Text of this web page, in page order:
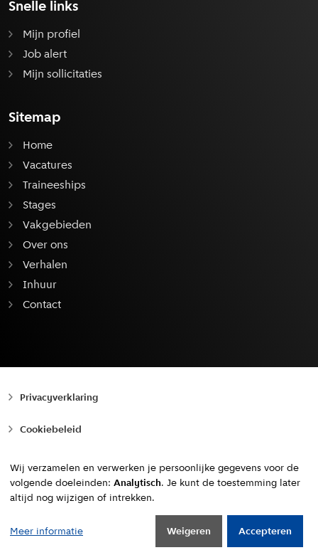
Snelle links
Mijn profiel
Job alert
Mijn sollicitaties
Sitemap
Home
Vacatures
Traineeships
Stages
Vakgebieden
Over ons
Verhalen
Inhuur
Contact
Privacyverklaring
Cookiebeleid
Toegankelijkheid
Copyright © 2010 - 2026, Gemeente Amsterdam
Naar boven
Wij verzamelen en verwerken je persoonlijke gegevens voor de
volgende doeleinden: Analytisch. Je kunt de toestemming later
altijd nog wijzigen of intrekken.
Meer informatie Weigeren Accepteren